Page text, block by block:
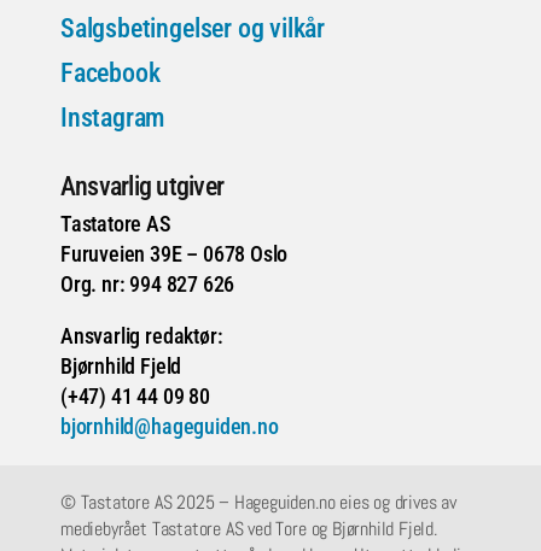
Salgsbetingelser og vilkår
Facebook
Instagram
Ansvarlig utgiver
Tastatore AS
Furuveien 39E – 0678 Oslo
Org. nr: 994 827 626
Ansvarlig redaktør:
Bjørnhild Fjeld
(+47) 41 44 09 80
bjornhild@hageguiden.no
© Tastatore AS 2025 – Hageguiden.no eies og drives av
mediebyrået Tastatore AS ved Tore og Bjørnhild Fjeld.